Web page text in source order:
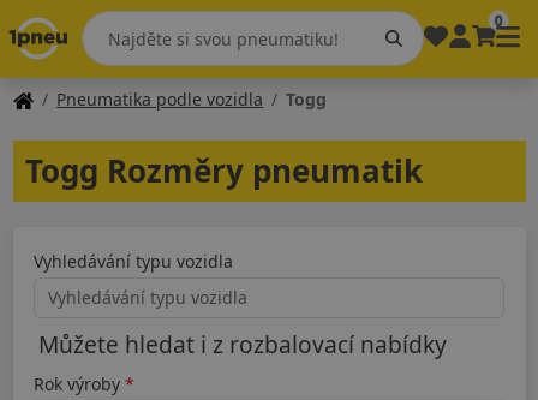
0
Pneumatika podle vozidla Togg
Togg Rozměry pneumatik
Vyhledávání typu vozidla
Můžete hledat i z rozbalovací nabídky
Rok výroby